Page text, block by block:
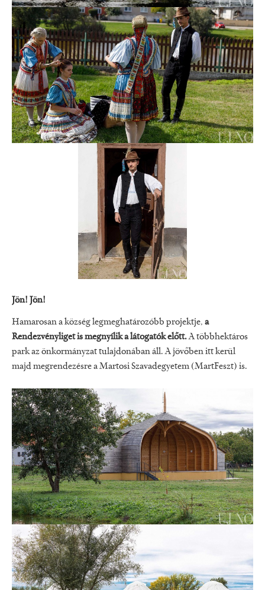
Jön! Jön!
Hamarosan a község legmeghatározóbb projektje, a
Rendezvényliget is megnyílik a látogatók előtt.A többhektáros
park az önkormányzat tulajdonában áll. A jövőben itt kerül
majd megrendezésre a Martosi Szavadegyetem (MartFeszt) is.